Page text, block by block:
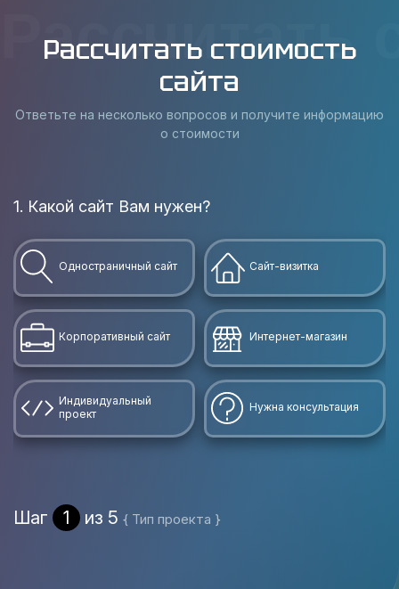
Рассчитать стоимость
сайта
Ответьте на несколько вопросов и получите информацию
о стоимости
1. Какой сайт Вам нужен?
Одностраничный сайт Сайт-визитка
Корпоративный сайт Интернет-магазин
Индивидуальный
проект
Нужна консультация
Шаг 1 из 5 { Тип проекта }